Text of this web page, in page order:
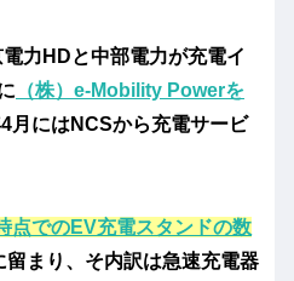
力HDと中部電力が充電イ
（株）e-Mobility Powerを
月にはNCSから充電サービ
点でのEV充電スタンドの数
留まり、そ内訳は急速充電器